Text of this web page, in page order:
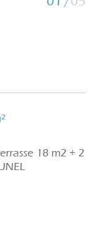
/
18 m2 + 2